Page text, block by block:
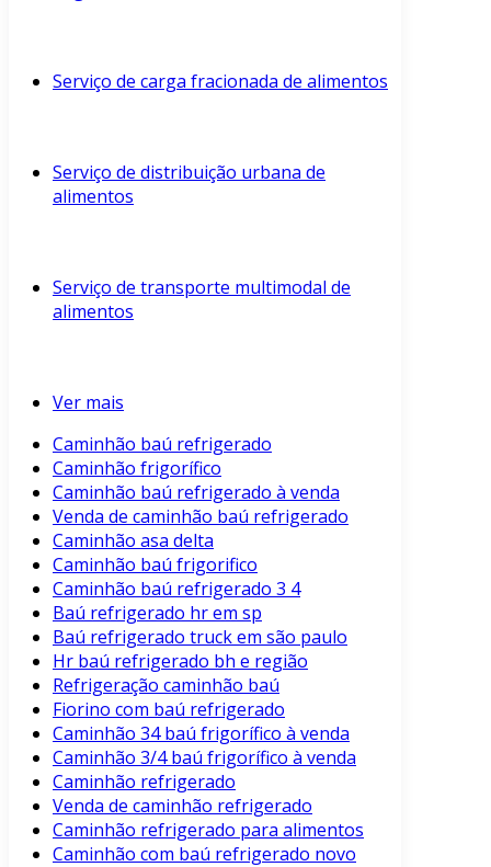
Serviço de carga fracionada de alimentos
Serviço de distribuição urbana de
alimentos
Serviço de transporte multimodal de
alimentos
Ver mais
Caminhão baú refrigerado
Caminhão frigorífico
Caminhão baú refrigerado à venda
Venda de caminhão baú refrigerado
Caminhão asa delta
Caminhão baú frigorifico
Caminhão baú refrigerado 3 4
Baú refrigerado hr em sp
Baú refrigerado truck em são paulo
Hr baú refrigerado bh e região
Refrigeração caminhão baú
Fiorino com baú refrigerado
Caminhão 34 baú frigorífico à venda
Caminhão 3/4 baú frigorífico à venda
Caminhão refrigerado
Venda de caminhão refrigerado
Caminhão refrigerado para alimentos
Caminhão com baú refrigerado novo